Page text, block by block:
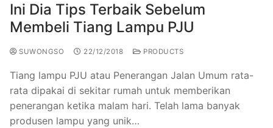
Ini Dia Tips Terbaik Sebelum
Membeli Tiang Lampu PJU
SUWONGSO 22/12/2018 PRODUCTS
Tiang lampu PJU atau Penerangan Jalan Umum rata-
rata dipakai di sekitar rumah untuk memberikan
penerangan ketika malam hari. Telah lama banyak
produsen lampu yang unik…